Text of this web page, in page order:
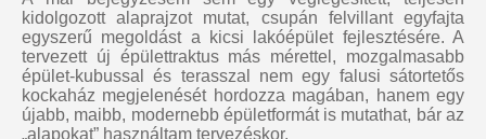
kidolgozott alaprajzot mutat, csupán felvillant egyfajta
egyszerű megoldást a kicsi lakóépület fejlesztésére. A
tervezett új épülettraktus más mérettel, mozgalmasabb
épület-kubussal és terasszal nem egy falusi sátortetős
kockaház megjelenését hordozza magában, hanem egy
újabb, maibb, modernebb épületformát is mutathat, bár az
„alapokat” használtam tervezéskor.